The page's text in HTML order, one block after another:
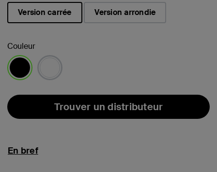
Version carrée
Version arrondie
Couleur
Trouver un distributeur
En bref